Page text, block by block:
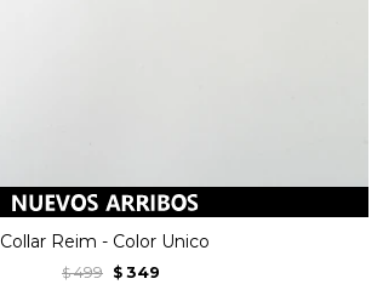
Collar Reim - Color Unico
$ 499 $ 349